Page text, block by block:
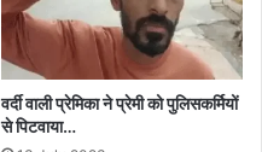
वर्दी वाली प्रेमिका ने प्रेमी को पुलिसकर्मियों
से पिटवाया…